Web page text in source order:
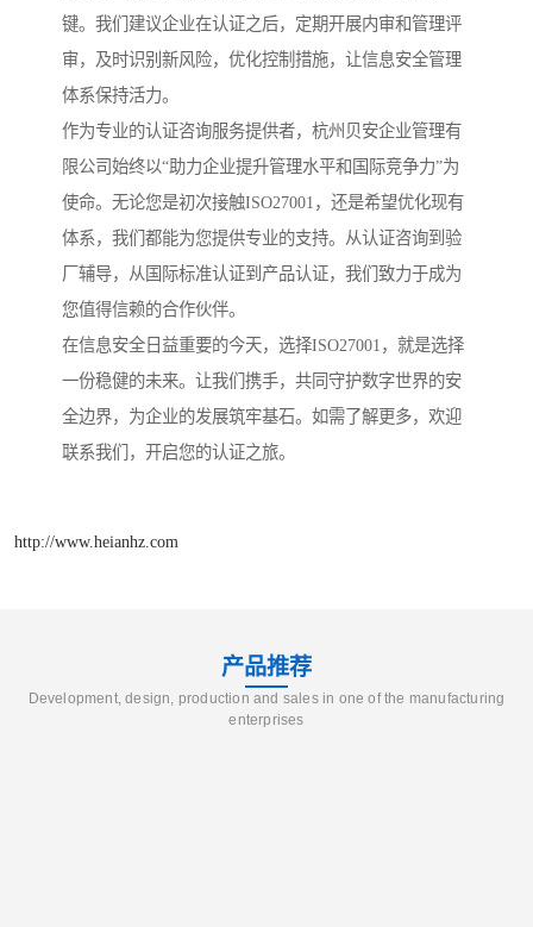
键。我们建议企业在认证之后，定期开展内审和管理评
审，及时识别新风险，优化控制措施，让信息安全管理
体系保持活力。
作为专业的认证咨询服务提供者，杭州贝安企业管理有
限公司始终以“助力企业提升管理水平和国际竞争力”为
使命。无论您是初次接触ISO27001，还是希望优化现有
体系，我们都能为您提供专业的支持。从认证咨询到验
厂辅导，从国际标准认证到产品认证，我们致力于成为
您值得信赖的合作伙伴。
在信息安全日益重要的今天，选择ISO27001，就是选择
一份稳健的未来。让我们携手，共同守护数字世界的安
全边界，为企业的发展筑牢基石。如需了解更多，欢迎
联系我们，开启您的认证之旅。
http://www.heianhz.com
产品推荐
Development, design, production and sales in one of the manufacturing
enterprises